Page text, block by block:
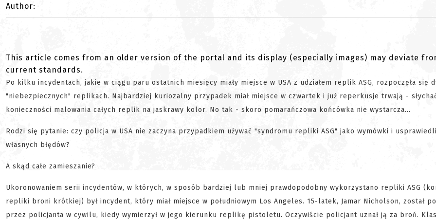
Author:
This article comes from an older version of the portal and its display (especially images) may deviate
current standards.
Po kilku incydentach, jakie w ciągu paru ostatnich miesięcy miały miejsce w USA z udziałem replik ASG, rozpoczęła się
"niebezpiecznych" replikach. Najbardziej kuriozalny przypadek miał miejsce w czwartek i już reperkusje trwają -
konieczności malowania całych replik na jaskrawy kolor. No tak - skoro pomarańczowa końcówka nie wystarcza...
Rodzi się pytanie: czy policja w USA nie zaczyna przypadkiem używać "syndromu repliki ASG" jako wymówki i
własnych błędów?
A skąd całe zamieszanie?
Ukoronowaniem serii incydentów, w których, w sposób bardziej lub mniej prawdopodobny wykorzystano repliki ASG
repliki broni krótkiej) był incydent, który miał miejsce w południowym Los Angeles. 15-latek, Jamar Nicholson, został
przez policjanta w cywilu, kiedy wymierzył w jego kierunku replikę pistoletu. Oczywiście policjant uznał ją za broń.